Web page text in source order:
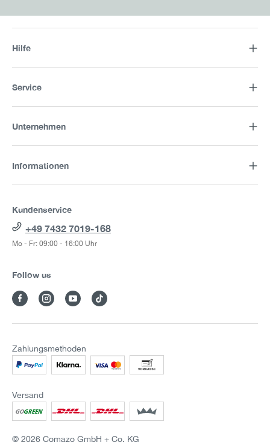
Hilfe
Service
Unternehmen
Informationen
Kundenservice
+49 7432 7019-168
Mo - Fr: 09:00 - 16:00 Uhr
Follow us
Zahlungsmethoden
Versand
© 2026 Comazo GmbH + Co. KG